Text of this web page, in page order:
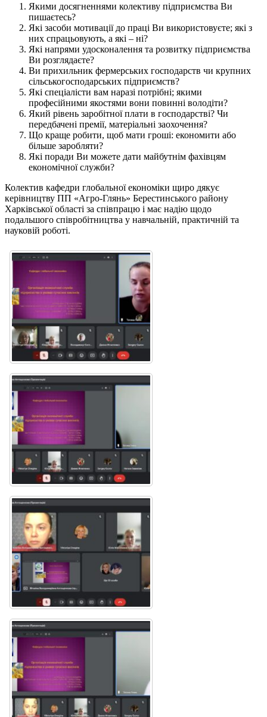
Якими досягненнями колективу підприємства Ви
пишаєтесь?
Які засоби мотивації до праці Ви використовуєте; які з
них спрацьовують, а які – ні?
Які напрями удосконалення та розвитку підприємства
Ви розглядаєте?
Ви прихильник фермерських господарств чи крупних
сільськогосподарських підприємств?
Які спеціалісти вам наразі потрібні; якими
професійними якостями вони повинні володіти?
Який рівень заробітної плати в господарстві? Чи
передбачені премії, матеріальні заохочення?
Що краще робити, щоб мати гроші: економити або
більше заробляти?
Які поради Ви можете дати майбутнім фахівцям
економічної служби?
Колектив кафедри глобальної економіки щиро дякує
керівництву ПП «Агро-Глянь» Берестинського району
Харківської області за співпрацю і має надію щодо
подальшого співробітництва у навчальній, практичній та
науковій роботі.